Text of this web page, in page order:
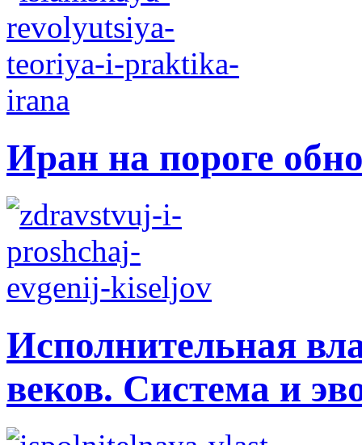
Иран на пороге
Исполнительная
веков. Система и